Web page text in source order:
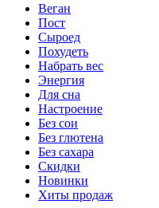
Веган
Пост
Сыроед
Похудеть
Набрать вес
Энергия
Для сна
Настроение
Без сои
Без глютена
Без сахара
Скидки
Новинки
Хиты продаж